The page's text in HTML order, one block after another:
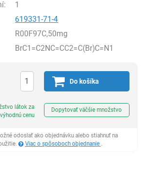
1
619331-71-4
R00F97C,50mg
BrC1=C2NC=CC2=C(Br)C=N1
Do košíka
látok za
výhodnú cenu
Dopytovať väčšie množstvo
odoslať ako objednávku alebo stiahnuť na
Viac o spôsoboch objednanie .